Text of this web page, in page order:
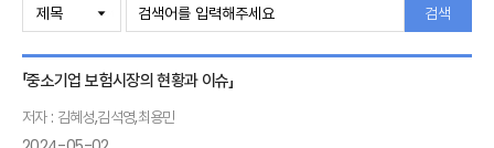
검색
「중소기업 보험시장의 현황과 이슈」
저자 : 김혜성,김석영,최용민